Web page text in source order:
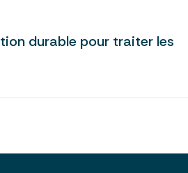
durable pour traiter les